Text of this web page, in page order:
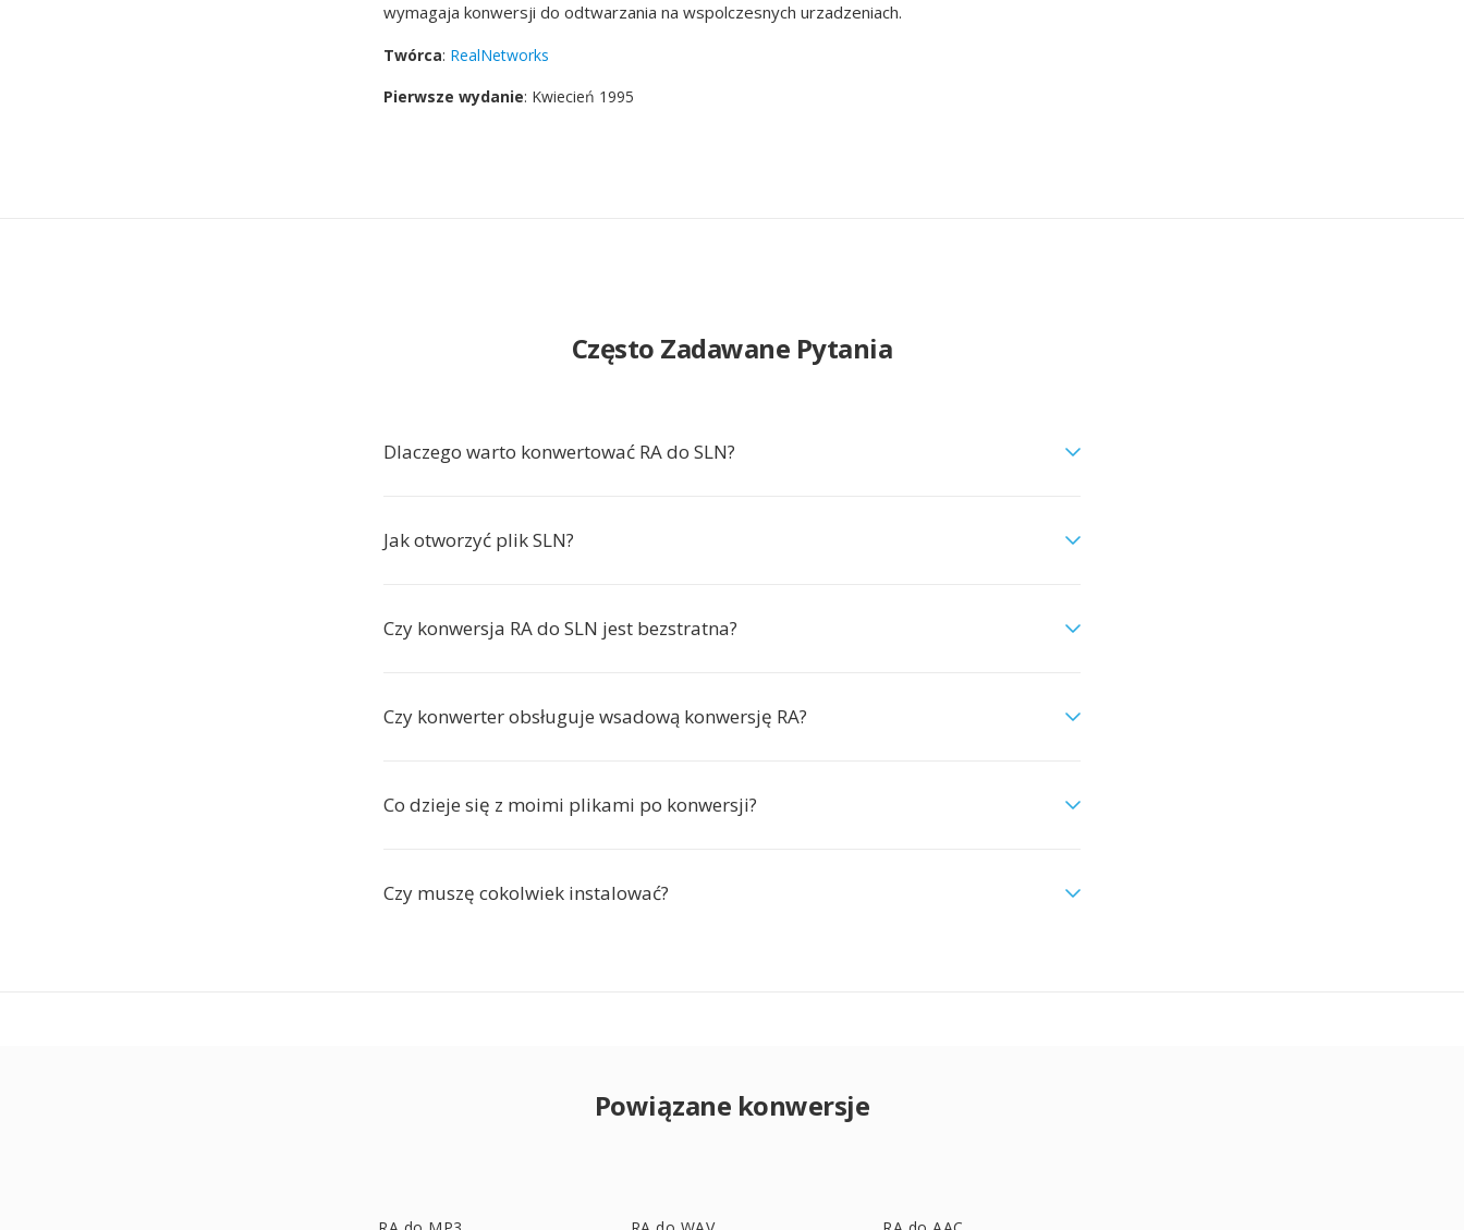
wymagaja konwersji do odtwarzania na wspolczesnych urzadzeniach.
Twórca: RealNetworks
Pierwsze wydanie: Kwiecień 1995
Często Zadawane Pytania
Dlaczego warto konwertować RA do SLN?
Jak otworzyć plik SLN?
Czy konwersja RA do SLN jest bezstratna?
Czy konwerter obsługuje wsadową konwersję RA?
Co dzieje się z moimi plikami po konwersji?
Czy muszę cokolwiek instalować?
Powiązane konwersje